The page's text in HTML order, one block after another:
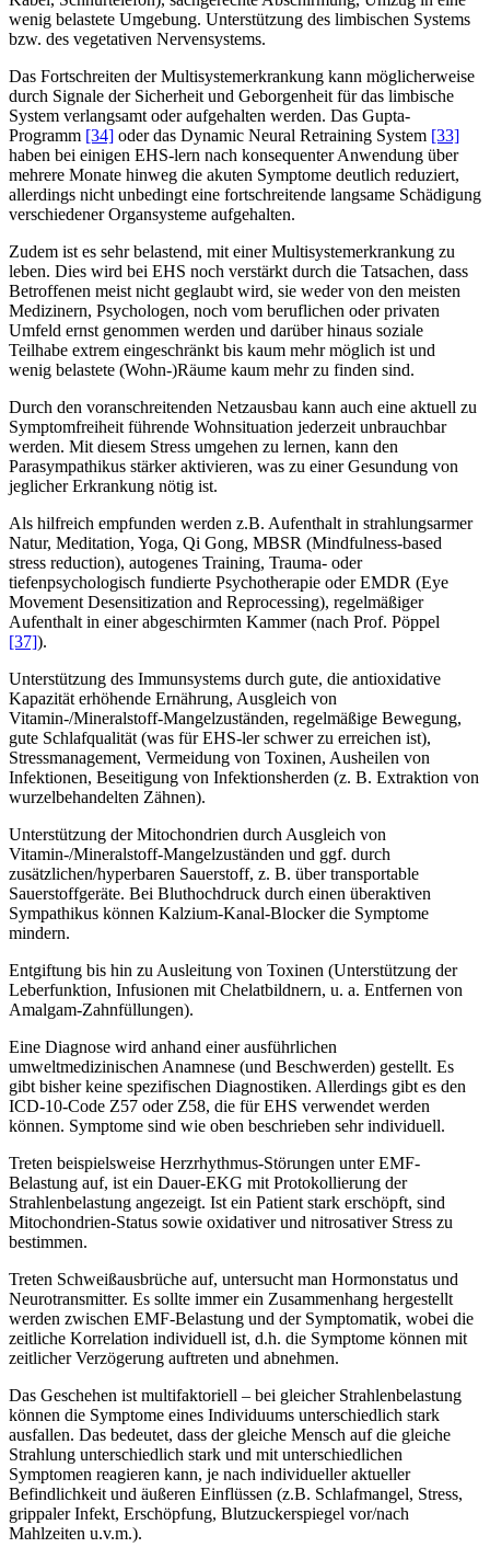
wenig belastete Umgebung. Unterstützung des limbischen Systems
bzw. des vegetativen Nervensystems.
Das Fortschreiten der Multisystemerkrankung kann möglicherweise
durch Signale der Sicherheit und Geborgenheit für das limbische
System verlangsamt oder aufgehalten werden. Das Gupta-
Programm [34] oder das Dynamic Neural Retraining System [33]
haben bei einigen EHS-lern nach konsequenter Anwendung über
mehrere Monate hinweg die akuten Symptome deutlich reduziert,
allerdings nicht unbedingt eine fortschreitende langsame Schädigung
verschiedener Organsysteme aufgehalten.
Zudem ist es sehr belastend, mit einer Multisystemerkrankung zu
leben. Dies wird bei EHS noch verstärkt durch die Tatsachen, dass
Betroffenen meist nicht geglaubt wird, sie weder von den meisten
Medizinern, Psychologen, noch vom beruflichen oder privaten
Umfeld ernst genommen werden und darüber hinaus soziale
Teilhabe extrem eingeschränkt bis kaum mehr möglich ist und
wenig belastete (Wohn-)Räume kaum mehr zu finden sind.
Durch den voranschreitenden Netzausbau kann auch eine aktuell zu
Symptomfreiheit führende Wohnsituation jederzeit unbrauchbar
werden. Mit diesem Stress umgehen zu lernen, kann den
Parasympathikus stärker aktivieren, was zu einer Gesundung von
jeglicher Erkrankung nötig ist.
Als hilfreich empfunden werden z.B. Aufenthalt in strahlungsarmer
Natur, Meditation, Yoga, Qi Gong, MBSR (Mindfulness-based
stress reduction), autogenes Training, Trauma- oder
tiefenpsychologisch fundierte Psychotherapie oder EMDR (Eye
Movement Desensitization and Reprocessing), regelmäßiger
Aufenthalt in einer abgeschirmten Kammer (nach Prof. Pöppel
[37]).
Unterstützung des Immunsystems durch gute, die antioxidative
Kapazität erhöhende Ernährung, Ausgleich von
Vitamin-/Mineralstoff-Mangelzuständen, regelmäßige Bewegung,
gute Schlafqualität (was für EHS-ler schwer zu erreichen ist),
Stressmanagement, Vermeidung von Toxinen, Ausheilen von
Infektionen, Beseitigung von Infektionsherden (z. B. Extraktion von
wurzelbehandelten Zähnen).
Unterstützung der Mitochondrien durch Ausgleich von
Vitamin-/Mineralstoff-Mangelzuständen und ggf. durch
zusätzlichen/hyperbaren Sauerstoff, z. B. über transportable
Sauerstoffgeräte. Bei Bluthochdruck durch einen überaktiven
Sympathikus können Kalzium-Kanal-Blocker die Symptome
mindern.
Entgiftung bis hin zu Ausleitung von Toxinen (Unterstützung der
Leberfunktion, Infusionen mit Chelatbildnern, u. a. Entfernen von
Amalgam-Zahnfüllungen).
Eine Diagnose wird anhand einer ausführlichen
umweltmedizinischen Anamnese (und Beschwerden) gestellt. Es
gibt bisher keine spezifischen Diagnostiken. Allerdings gibt es den
ICD-10-Code Z57 oder Z58, die für EHS verwendet werden
können. Symptome sind wie oben beschrieben sehr individuell.
Treten beispielsweise Herzrhythmus-Störungen unter EMF-
Belastung auf, ist ein Dauer-EKG mit Protokollierung der
Strahlenbelastung angezeigt. Ist ein Patient stark erschöpft, sind
Mitochondrien-Status sowie oxidativer und nitrosativer Stress zu
bestimmen.
Treten Schweißausbrüche auf, untersucht man Hormonstatus und
Neurotransmitter. Es sollte immer ein Zusammenhang hergestellt
werden zwischen EMF-Belastung und der Symptomatik, wobei die
zeitliche Korrelation individuell ist, d.h. die Symptome können mit
zeitlicher Verzögerung auftreten und abnehmen.
Das Geschehen ist multifaktoriell – bei gleicher Strahlenbelastung
können die Symptome eines Individuums unterschiedlich stark
ausfallen. Das bedeutet, dass der gleiche Mensch auf die gleiche
Strahlung unterschiedlich stark und mit unterschiedlichen
Symptomen reagieren kann, je nach individueller aktueller
Befindlichkeit und äußeren Einflüssen (z.B. Schlafmangel, Stress,
grippaler Infekt, Erschöpfung, Blutzuckerspiegel vor/nach
Mahlzeiten u.v.m.).